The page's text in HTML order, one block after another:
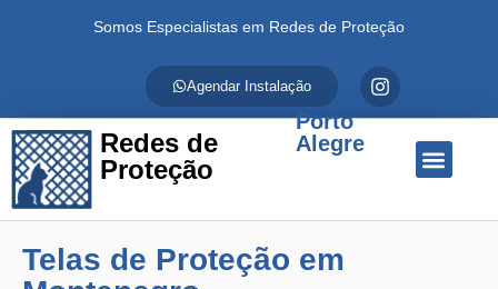
Somos Especialistas em Redes de Proteção
Agendar Instalação
Redes de
Proteção
Porto
Alegre
Telas de Proteção em